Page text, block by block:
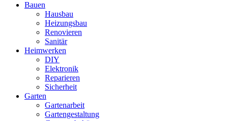
Bauen
Hausbau
Heizungsbau
Renovieren
Sanitär
Heimwerken
DIY
Elektronik
Reparieren
Sicherheit
Garten
Gartenarbeit
Gartengestaltung